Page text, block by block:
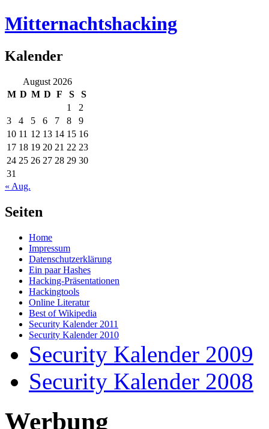
Mitternachtshacking
Kalender
August 2026
M D M D F S
S
1
2
3
4 5 6 7 8
9
10 11 12 13 14 15 16
17 18 19 20 21 22 23
24 25 26 27 28 29 30
31
« Aug.
Seiten
Home
Impressum
Datenschutzerklärung
Ein paar Hashes
Hacking-Präsentationen
Hackingtools
Online Literatur
Best of Wikipedia
Security Kalender 2011
Security Kalender 2010
Security Kalender 2009
Security Kalender 2008
Werbung